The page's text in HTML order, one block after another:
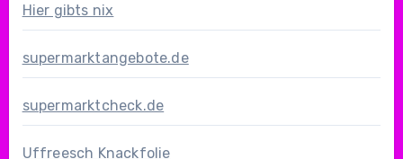
Hier gibts nix
supermarktangebote.de
supermarktcheck.de
Uffreesch Knackfolie